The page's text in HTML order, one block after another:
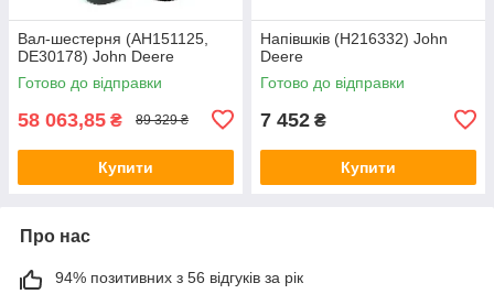
Вал-шестерня (AH151125,
DE30178) John Deere
Готово до відправки
58 063,85 ₴ 89 329 ₴
Купити
Напівшків (H216332) John
Deere
Готово до відправки
7 452 ₴
Купити
Про нас
94% позитивних з 56 відгуків за рік